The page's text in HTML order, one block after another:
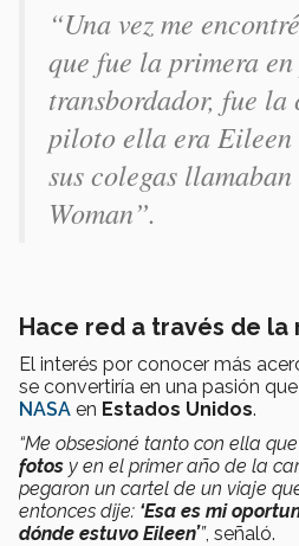
“Una vez me
que fue la primera
transbordador, fue la
piloto ella era
sus colegas
Woman”.
Hace red a través de la
El interés por conocer más
se convertiría en una pasión
NASA en Estados Unidos.
“Me obsesioné tanto con ella que
fotos y en el primer año de la
pegaron un cartel de un viaje
entonces dije: ‘Esa es mi
dónde estuvo Eileen’”, señaló.